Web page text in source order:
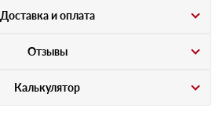
Доставка и оплата
Отзывы
Калькулятор